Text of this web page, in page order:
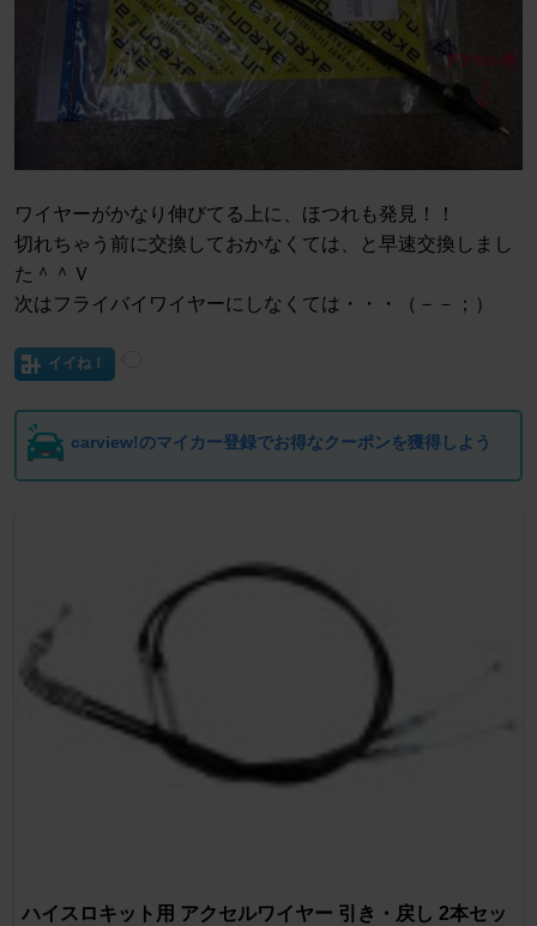
ワイヤーがかなり伸びてる上に、ほつれも発見！！
切れちゃう前に交換しておかなくては、と早速交換しまし
た＾＾Ｖ
次はフライバイワイヤーにしなくては・・・（－－；）
イイね！
carview!のマイカー登録でお得なクーポンを獲得しよう
ハイスロキット用 アクセルワイヤー 引き・戻し 2本セッ